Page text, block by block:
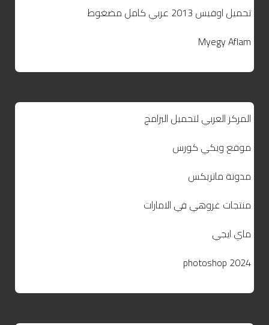
تحميل اوفيس 2013 عربي كامل مضغوط
Myegy Aflam
المركز العربي لتحميل البرامج
موقع ويكي كورس
مدونة ماتريكس
منتجات غروهي في الامارات
ماي ايجي
photoshop 2024